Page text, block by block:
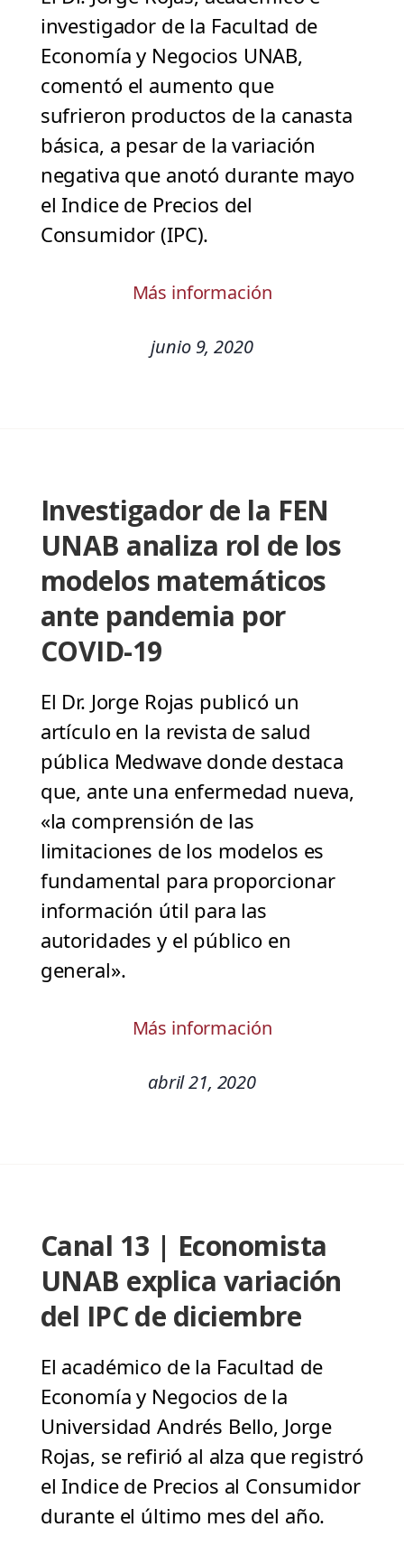
investigador de la Facultad de
Economía y Negocios UNAB,
comentó el aumento que
sufrieron productos de la canasta
básica, a pesar de la variación
negativa que anotó durante mayo
el Indice de Precios del
Consumidor (IPC).
Más información
junio 9, 2020
Investigador de la FEN
UNAB analiza rol de los
modelos matemáticos
ante pandemia por
COVID-19
El Dr. Jorge Rojas publicó un
artículo en la revista de salud
pública Medwave donde destaca
que, ante una enfermedad nueva,
«la comprensión de las
limitaciones de los modelos es
fundamental para proporcionar
información útil para las
autoridades y el público en
general».
Más información
abril 21, 2020
Canal 13 | Economista
UNAB explica variación
del IPC de diciembre
El académico de la Facultad de
Economía y Negocios de la
Universidad Andrés Bello, Jorge
Rojas, se refirió al alza que registró
el Indice de Precios al Consumidor
durante el último mes del año.